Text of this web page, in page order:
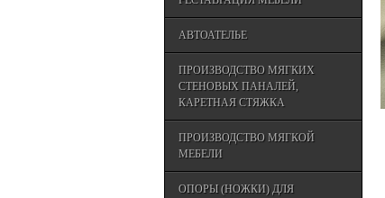
АВТОАТЕЛЬЕ
ПРОИЗВОДСТВО МЯГКИХ
СТЕНОВЫХ ПАНАЛЕЙ,
КАРЕТНАЯ СТЯЖКА
ПРОИЗВОДСТВО МЯГКОЙ
МЕБЕЛИ
ОПОРЫ (НОЖКИ) ДЛЯ